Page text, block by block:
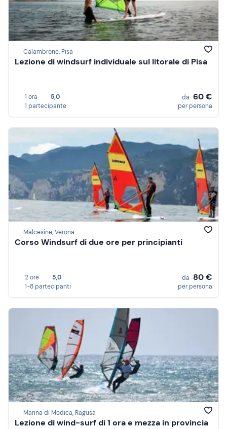
Calambrone, Pisa
Lezione di windsurf individuale sul litorale di Pisa
1 ora
5,0
1 partecipante
da 60 €
per persona
Malcesine, Verona
Corso Windsurf di due ore per principianti
2 ore
5,0
1-8 partecipanti
da 80 €
per persona
Marina di Modica, Ragusa
Lezione di wind-surf di 1 ora e mezza in provincia